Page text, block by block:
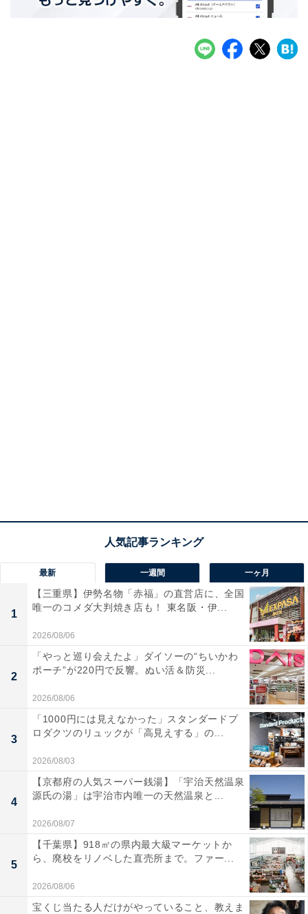
最新 一週間 一ヶ月
1
【三重県】伊勢名物「赤福」の直営店に、全国
唯一のコメダ大判焼き店も！ 東名阪・伊...
2026/08/06
2
「やっと巡り会えたよ」ダイソーの“ちいかわ
ポーチ”が220円で反響。ぬい活＆防災...
2026/08/06
3
「1000円には見えなかった」スタンダードプ
ロダクツのリュックが「高見えする」の...
2026/08/03
4
【京都府の人気スーパー銭湯】「宇治天然温泉
源氏の湯」は宇治市内唯一の天然温泉と...
2026/08/07
5
【千葉県】918㎡の県内最大級マーケットか
ら、廃校をリノベした直売所まで。ファー...
2026/08/06
宝くじ当たる人だけがやっていること、教えま